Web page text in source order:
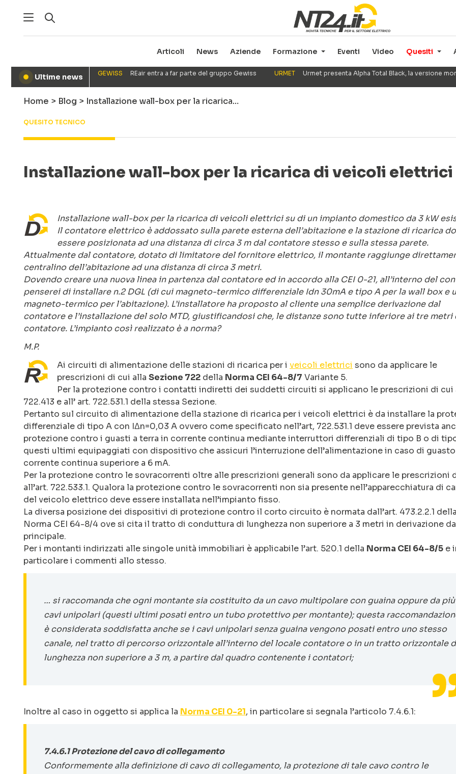
Articoli News Aziende Formazione Eventi Video Quesiti
● Ultime news GEWISS REair entra a far parte del gruppo Gewiss URMET Urmet presenta Alpha Total Black, la versione
Home > Blog > Installazione wall-box per la ricarica…
QUESITO TECNICO
Installazione wall-box per la ricarica di veicoli elettrici
Installazione wall-box per la ricarica di veicoli elettrici su di un impianto domestico da 3 kW
Il contatore elettrico è addossato sulla parete esterna dell’abitazione e la stazione di ricarica
essere posizionata ad una distanza di circa 3 m dal contatore stesso e sulla stessa parete.
Attualmente dal contatore, dotato di limitatore del fornitore elettrico, il montante raggiunge
centralino dell’abitazione ad una distanza di circa 3 metri.
Dovendo creare una nuova linea in partenza dal contatore ed in accordo alla CEI 0-21, all’interno del
penserei di installare n.2 DGL (di cui magneto-termico differenziale Idn 30mA e tipo A per la wall box e
magneto-termico per l’abitazione). L’installatore ha proposto al cliente una semplice derivazione dal
contatore e l’installazione del solo MTD, giustificandosi che, le distanze sono tutte inferiore ai tre metri
contatore. L’impianto così realizzato è a norma?
M.P.
Ai circuiti di alimentazione delle stazioni di ricarica per i veicoli elettrici sono da applicare le
prescrizioni di cui alla Sezione 722 della Norma CEI 64-8/7 Variante 5.
Per la protezione contro i contatti indiretti dei suddetti circuiti si applicano le prescrizioni di cui
722.413 e all’ art. 722.531.1 della stessa Sezione.
Pertanto sul circuito di alimentazione della stazione di ricarica per i veicoli elettrici è da installare la
differenziale di tipo A con IΔn=0,03 A ovvero come specificato nell’art, 722.531.1 deve essere prevista
protezione contro i guasti a terra in corrente continua mediante interruttori differenziali di tipo B o di
questi ultimi equipaggiati con dispositivo che assicuri l’interruzione dell’alimentazione in caso di
corrente continua superiore a 6 mA.
Per la protezione contro le sovracorrenti oltre alle prescrizioni generali sono da applicare le prescrizioni
all’art. 722.533.1. Qualora la protezione contro le sovracorrenti non sia presente nell’apparecchiatura di
del veicolo elettrico deve essere installata nell’impianto fisso.
La diversa posizione dei dispositivi di protezione contro il corto circuito è normata dall’art. 473.2.2.1 della
Norma CEI 64-8/4 ove si cita il tratto di conduttura di lunghezza non superiore a 3 metri in derivazione
principale.
Per i montanti indirizzati alle singole unità immobiliari è applicabile l’art. 520.1 della Norma CEI 64-8/5 e
particolare i commenti allo stesso.
… si raccomanda che ogni montante sia costituito da un cavo multipolare con guaina oppure da più
cavi unipolari (questi ultimi posati entro un tubo protettivo per montante); questa
è considerata soddisfatta anche se i cavi unipolari senza guaina vengono posati entro uno stesso
canale, nel tratto di percorso orizzontale all’interno del locale contatore o in un tratto orizzontale
lunghezza non superiore a 3 m, a partire dal quadro contenente i contatori;
Inoltre al caso in oggetto si applica la Norma CEI 0-21, in particolare si segnala l’articolo 7.4.6.1:
7.4.6.1 Protezione del cavo di collegamento
Conformemente alla definizione di cavo di collegamento, la protezione di tale cavo contro le